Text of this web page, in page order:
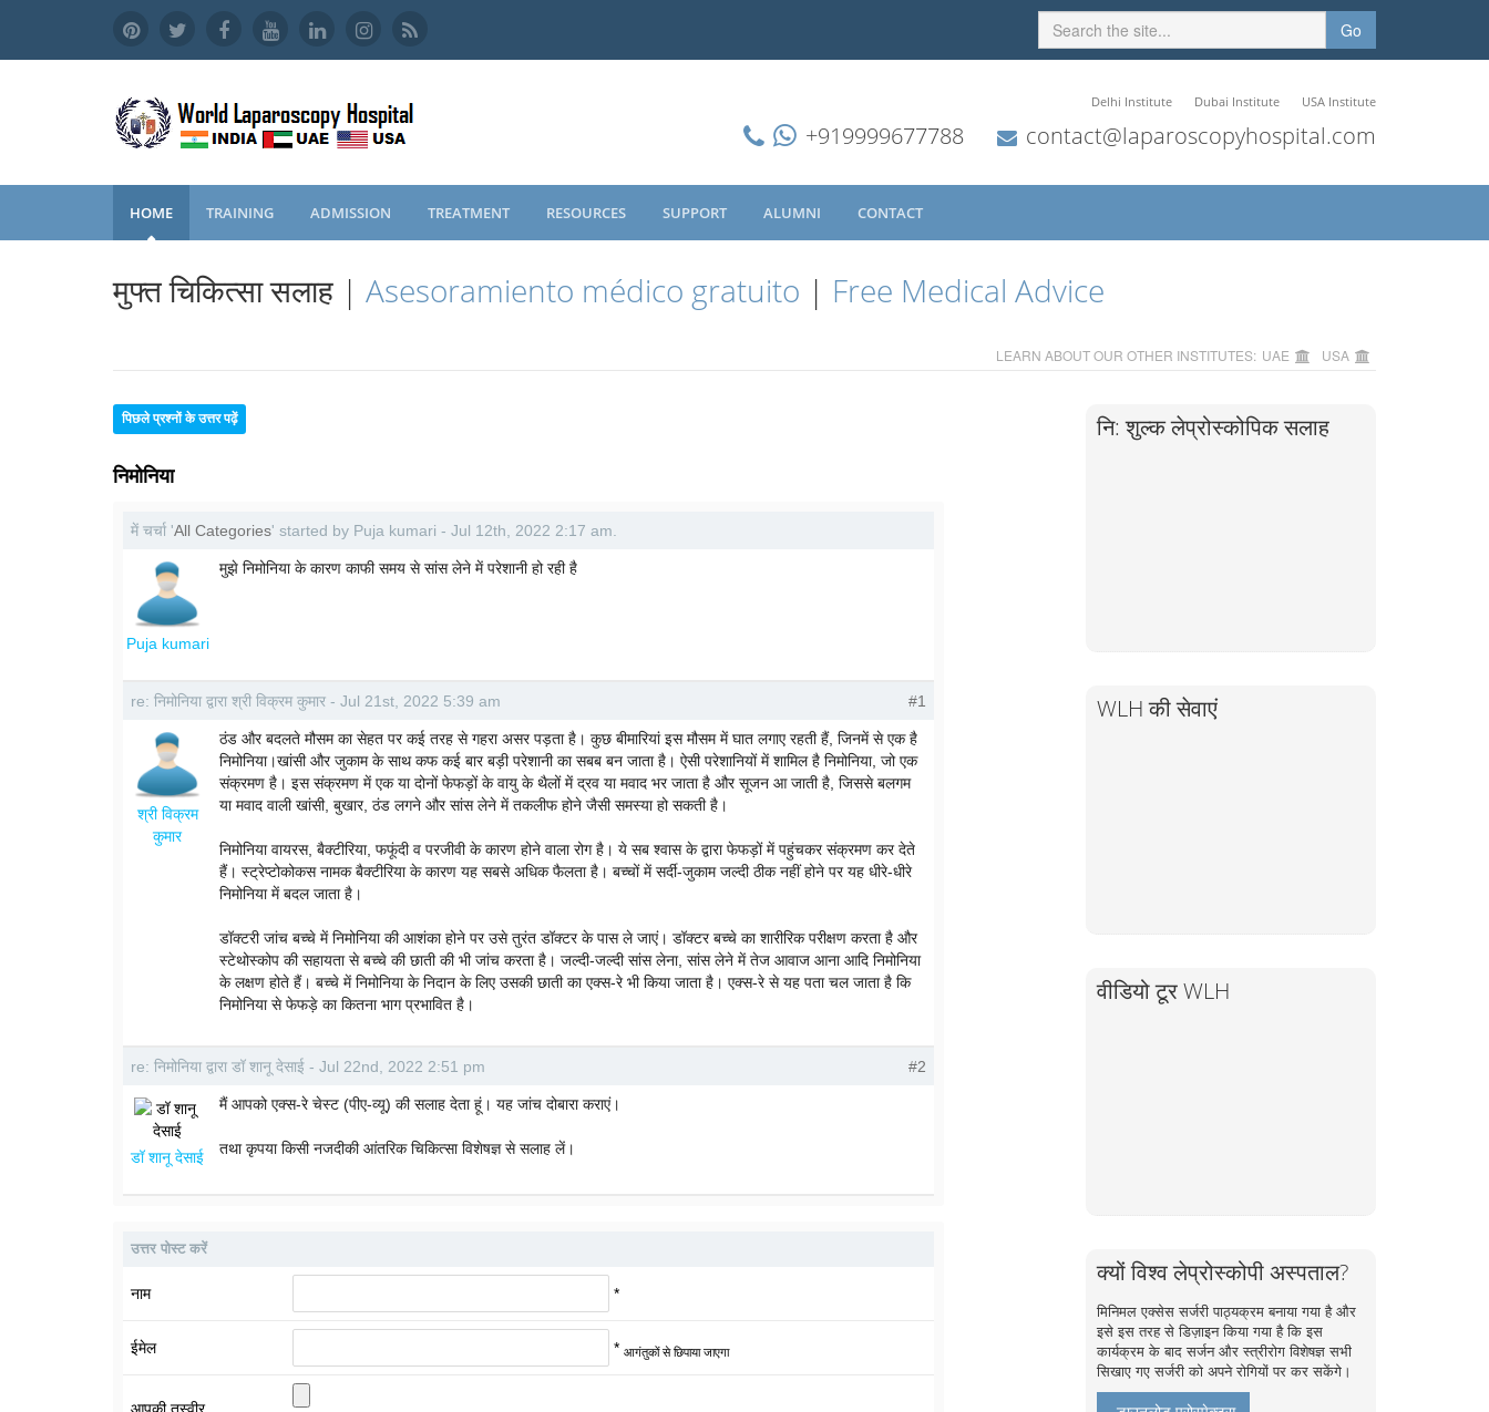
Go
Delhi Institute Dubai Institute USA Institute
+919999677788 contact@laparoscopyhospital.com
HOME TRAINING ADMISSION TREATMENT RESOURCES SUPPORT ALUMNI CONTACT
मुफ्त चिकित्सा सलाह | Asesoramiento médico gratuito | Free Medical Advice
LEARN ABOUT OUR OTHER INSTITUTES: UAE USA
पिछले प्रश्नों के उत्तर पढ़ें
निमोनिया
में चर्चा 'All Categories' started by Puja kumari - Jul 12th, 2022 2:17 am.
Puja kumari
मुझे निमोनिया के कारण काफी समय से सांस लेने में परेशानी हो रही है
re: निमोनिया द्वारा श्री विक्रम कुमार - Jul 21st, 2022 5:39 am #1
श्री विक्रम
कुमार
ठंड और बदलते मौसम का सेहत पर कई तरह से गहरा असर पड़ता है। कुछ बीमारियां इस मौसम में घात लगाए रहती हैं, जिनमें से एक है
निमोनिया।खांसी और जुकाम के साथ कफ कई बार बड़ी परेशानी का सबब बन जाता है। ऐसी परेशानियों में शामिल है निमोनिया, जो एक
संक्रमण है। इस संक्रमण में एक या दोनों फेफड़ों के वायु के थैलों में द्रव या मवाद भर जाता है और सूजन आ जाती है, जिससे बलगम
या मवाद वाली खांसी, बुखार, ठंड लगने और सांस लेने में तकलीफ होने जैसी समस्या हो सकती है।
निमोनिया वायरस, बैक्टीरिया, फफूंदी व परजीवी के कारण होने वाला रोग है। ये सब श्वास के द्वारा फेफड़ों में पहुंचकर संक्रमण कर देते
हैं। स्ट्रेप्टोकोकस नामक बैक्टीरिया के कारण यह सबसे अधिक फैलता है। बच्चों में सर्दी-जुकाम जल्दी ठीक नहीं होने पर यह धीरे-धीरे
निमोनिया में बदल जाता है।
डॉक्टरी जांच बच्चे में निमोनिया की आशंका होने पर उसे तुरंत डॉक्टर के पास ले जाएं। डॉक्टर बच्चे का शारीरिक परीक्षण करता है और
स्टेथोस्कोप की सहायता से बच्चे की छाती की भी जांच करता है। जल्दी-जल्दी सांस लेना, सांस लेने में तेज आवाज आना आदि निमोनिया
के लक्षण होते हैं। बच्चे में निमोनिया के निदान के लिए उसकी छाती का एक्स-रे भी किया जाता है। एक्स-रे से यह पता चल जाता है कि
निमोनिया से फेफड़े का कितना भाग प्रभावित है।
re: निमोनिया द्वारा डॉ शानू देसाई - Jul 22nd, 2022 2:51 pm #2
डॉ शानू देसाई
मैं आपको एक्स-रे चेस्ट (पीए-व्यू) की सलाह देता हूं। यह जांच दोबारा कराएं।
तथा कृपया किसी नजदीकी आंतरिक चिकित्सा विशेषज्ञ से सलाह लें।
उत्तर पोस्ट करें
नाम *
ईमेल * आगंतुकों से छिपाया जाएगा
नि: शुल्क लेप्रोस्कोपिक सलाह
WLH की सेवाएं
वीडियो टूर WLH
क्यों विश्व लेप्रोस्कोपी अस्पताल?
मिनिमल एक्सेस सर्जरी पाठ्यक्रम बनाया गया है और
इसे इस तरह से डिज़ाइन किया गया है कि इस
कार्यक्रम के बाद सर्जन और स्त्रीरोग विशेषज्ञ सभी
सिखाए गए सर्जरी को अपने रोगियों पर कर सकेंगे।